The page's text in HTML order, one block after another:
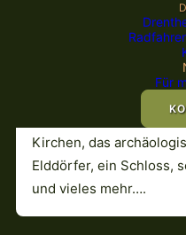
Für
De Hondsrug UNESCO
Entdecken Sie die
die ganz besonderen
sehen und zu erleben
Kirchen, das
Elddörfer, ein Schloss,
und vieles mehr….